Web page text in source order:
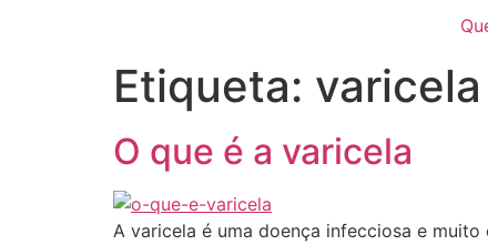
Etiqueta: varicela
O que é a varicela
A varicela é uma doença infecciosa e